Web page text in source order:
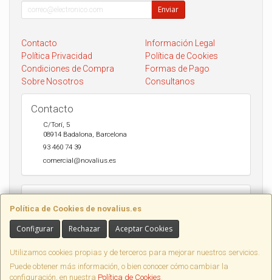
Política de Cookies de novalius.es
Configurar Rechazar Aceptar Cookies
Utilizamos cookies propias y de terceros para mejorar nuestros servicios.
Puede obtener más información, o bien conocer cómo cambiar la
configuración, en nuestra Política de Cookies.
Enviar
Contacto
Información Legal
Política Privacidad
Política de Cookies
Condiciones de Compra
Formas de Pago
Sobre Nosotros
Consultanos
Contacto
C/Torí, 5
08914 Badalona, Barcelona
93 460 74 39
comercial@novalius.es
20h. Sábados de 10h a 14h. Envio a toda España en 24-72h Seur y
DHL.